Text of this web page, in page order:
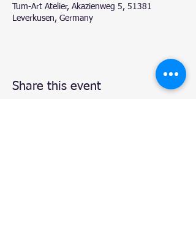
Tum-Art Atelier, Akazienweg 5, 51381
Leverkusen, Germany
Share this event